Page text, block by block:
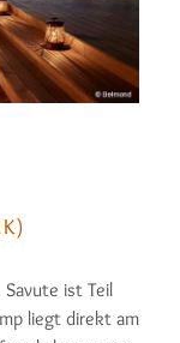
Savute ist Teil
liegt direkt am